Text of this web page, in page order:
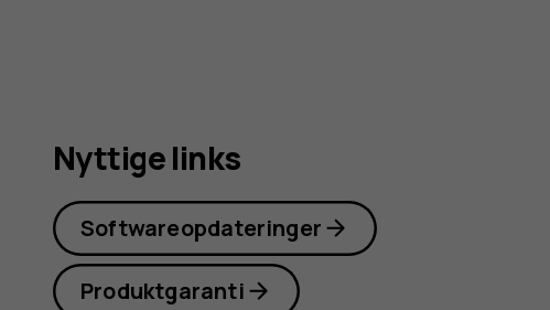
Nyttige links
Softwareopdateringer
Produktgaranti